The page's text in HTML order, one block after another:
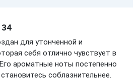
для утонченной и
себя отлично чувствует в
ароматные ноты постепенно
соблазнительнее.